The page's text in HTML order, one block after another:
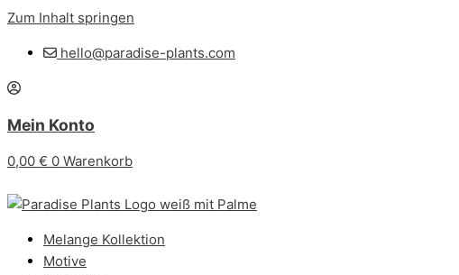
Zum Inhalt springen
hello@paradise-plants.com
Mein Konto
0,00 € 0 Warenkorb
Melange Kollektion
Motive